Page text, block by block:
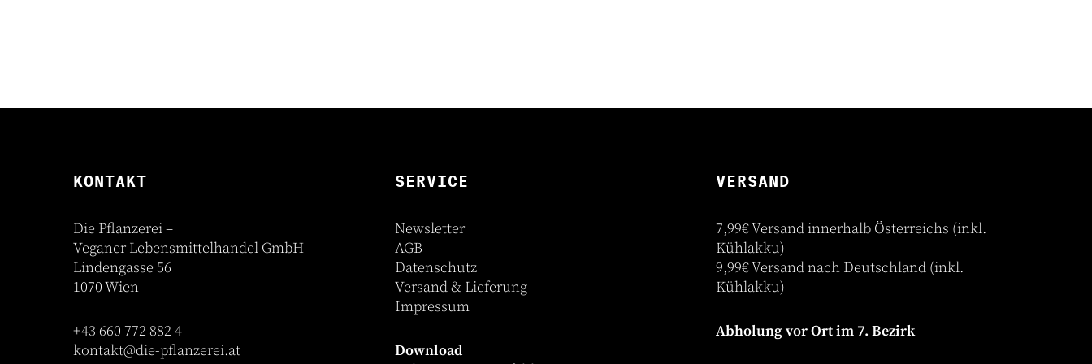
KONTAKT
Die Pflanzerei –
Veganer Lebensmittelhandel GmbH
Lindengasse 56
1070 Wien
+43 660 772 882 4
kontakt@die-pflanzerei.at
SERVICE
Newsletter
AGB
Datenschutz
Versand & Lieferung
Impressum
Download
VERSAND
7,99€ Versand innerhalb Österreichs (inkl.
Kühlakku)
9,99€ Versand nach Deutschland (inkl.
Kühlakku)
Abholung vor Ort im 7. Bezirk